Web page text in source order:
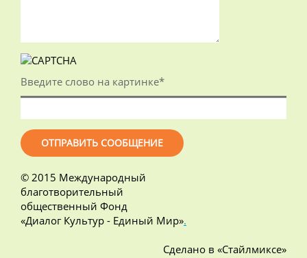
Введите слово на картинке*
© 2015 Международный
благотворительный
общественный Фонд
«Диалог Культур - Единый Мир».
Сделано в «Стайлмиксе»